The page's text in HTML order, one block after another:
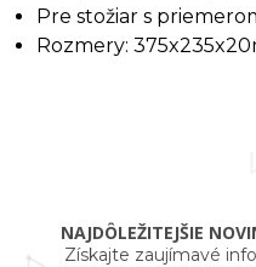
Pre stožiar s
Rozmery:
NAJDÔLEŽITEJŠIE
Získajte zaujímavé